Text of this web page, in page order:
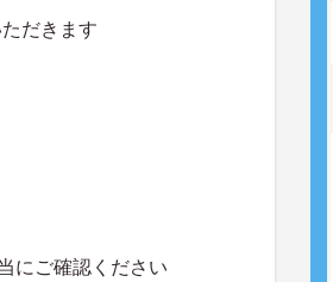
だきます
にご確認ください